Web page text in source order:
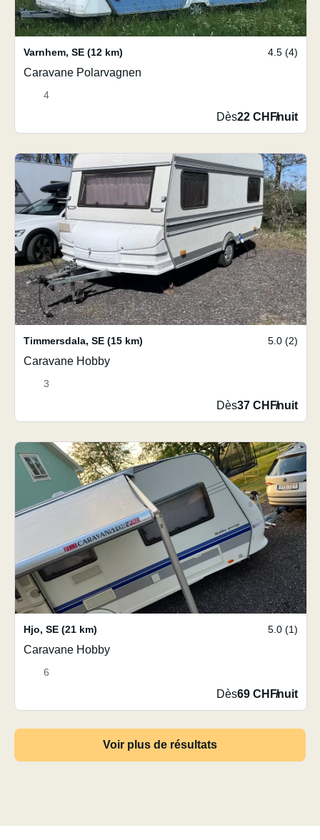
Varnhem, SE (12 km) 4.5 (4)
Caravane Polarvagnen
4
Dès22 CHF/nuit
Timmersdala, SE (15 km) 5.0 (2)
Caravane Hobby
3
Dès37 CHF/nuit
Hjo, SE (21 km) 5.0 (1)
Caravane Hobby
6
Dès69 CHF/nuit
Voir plus de résultats